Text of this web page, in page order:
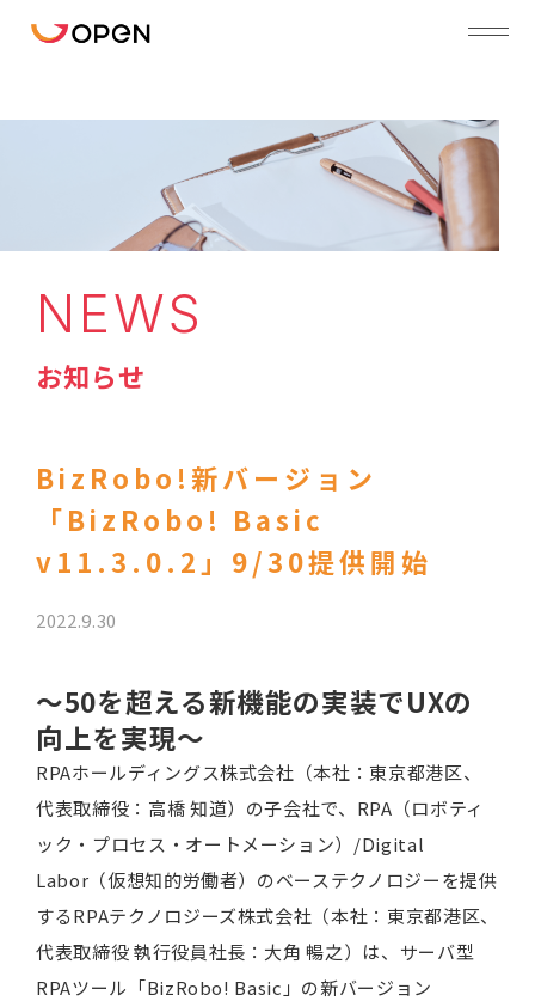
NEWS
お知らせ
BizRobo!新バージョン
「BizRobo! Basic
v11.3.0.2」9/30提供開始
2022.9.30
～50を超える新機能の実装でUXの
向上を実現～
RPAホールディングス株式会社（本社：東京都港区、
代表取締役：高橋 知道）の子会社で、RPA（ロボティ
ック・プロセス・オートメーション）/Digital
Labor（仮想知的労働者）のベーステクノロジーを提供
するRPAテクノロジーズ株式会社（本社：東京都港区、
代表取締役 執行役員社長：大角 暢之）は、サーバ型
RPAツール「BizRobo! Basic」の新バージョン